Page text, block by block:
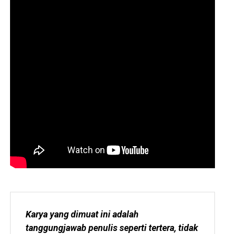
Karya yang dimuat ini adalah
tanggungjawab penulis seperti tertera, tidak